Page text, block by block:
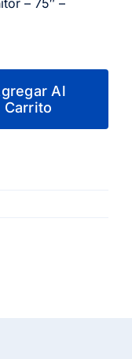
Al
Carrito